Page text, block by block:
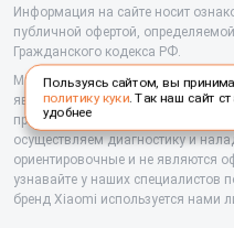
Роутеров
Холодильников
Сушильных машин
Стиральных машин
Микроволновых печей
Информация на сайте носит
публичной офертой,
Гражданского кодекса РФ.
Мы специализируемся на
являемся их официальным
профессиональные услуги после
осуществляем диагностику и
ориентировочные и не являются
узнавайте у наших специалистов
бренд Xiaomi используется нами
Пользуясь сайтом, вы
политику куки. Так наш сайт
удобнее